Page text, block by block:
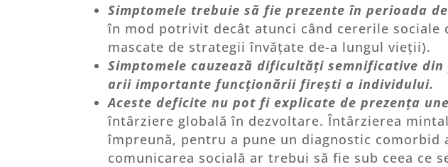
Simptomele trebuie să fie prezente în perioada
în mod potrivit decât atunci când cererile
mascate de strategii învățate de-a lungul vieții).
Simptomele cauzează dificultăți semnificative
arii importante funcționării firești a individului.
Aceste deficite nu pot fi explicate de prezența
întârziere globală în dezvoltare. Întârzierea
împreună, pentru a pune un diagnostic
comunicarea socială ar trebui să fie sub ceea ce